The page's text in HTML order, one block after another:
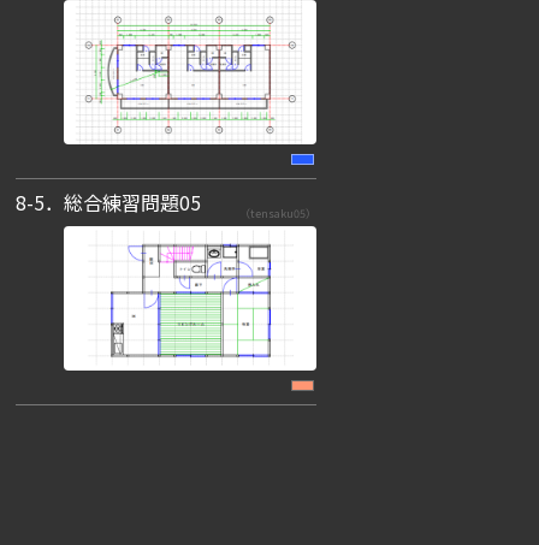
8-5．総合練習問題05 （tensaku05）